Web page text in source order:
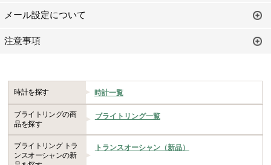
メール設定について
注意事項
時計を探す 時計一覧
ブライトリングの商
品を探す
ブライトリング一覧
ブライトリング トラ
ンスオーシャンの新
トランスオーシャン（新品）